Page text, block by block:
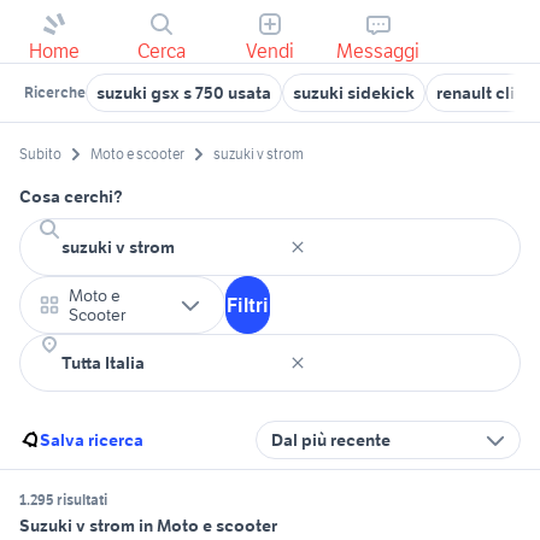
Home Cerca Vendi Messaggi
Ricerche suzuki gsx s 750 usata suzuki sidekick renault clio
Subito Moto e scooter suzuki v strom
Cosa cerchi?
Moto e
Scooter
Filtri
Salva ricerca Dal più recente
1.295 risultati
Suzuki v strom in Moto e scooter